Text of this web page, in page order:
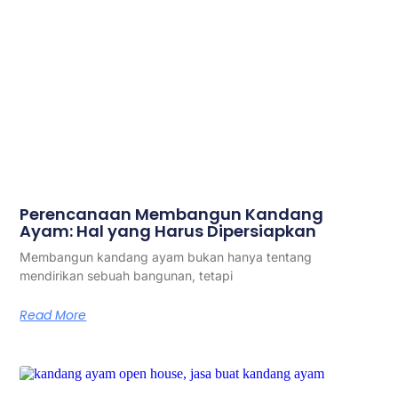
Perencanaan Membangun Kandang
Ayam: Hal yang Harus Dipersiapkan
Membangun kandang ayam bukan hanya tentang
mendirikan sebuah bangunan, tetapi
Read More